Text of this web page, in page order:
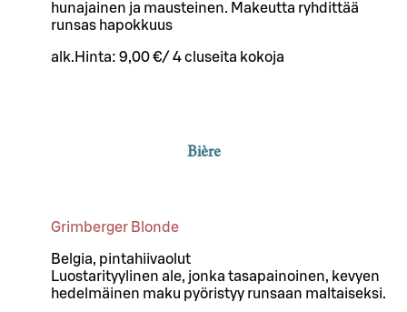
hunajainen ja mausteinen. Makeutta ryhdittää
runsas hapokkuus
alk. Hinta: 9,00 €/ 4 cl useita kokoja
Bière
Grimberger Blonde
Belgia, pintahiivaolut
Luostarityylinen ale, jonka tasapainoinen, kevyen
hedelmäinen maku pyöristyy runsaan maltaiseksi.